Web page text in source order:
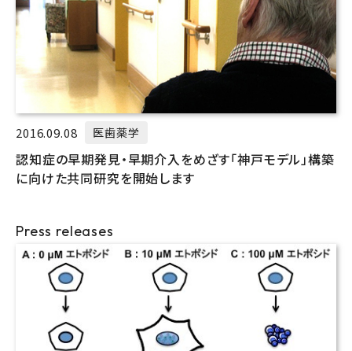
2016.09.08 医歯薬学
認知症の早期発見・早期介入をめざす「神戸モデル」構築
に向けた共同研究を開始します
Press releases